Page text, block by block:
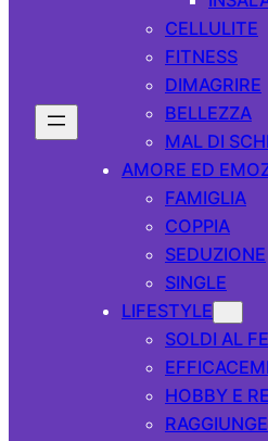
CELLULITE
FITNESS
DIMAGRIRE
BELLEZZA
MAL DI
AMORE ED
FAMIGLIA
COPPIA
SEDUZIONE
SINGLE
LIFESTYLE
SOLDI AL
HOBBY E